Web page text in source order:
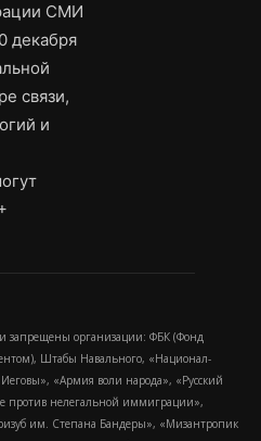
СМИ
декабря
связи,
и
запрещены организации: ФБК (Фонд
Штабы Навального, «Национал-
«Армия воли народа», «Русский
против нелегальной иммиграции»,
им. Степана Бандеры», «Мизантропик